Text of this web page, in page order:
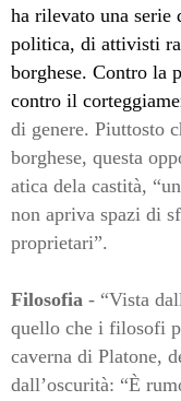
ha rilevato una serie
politica, di attivisti
borghese. Contro la
contro il
di genere. Piuttosto
borghese, questa
atica dela castità,
non apriva spazi di
proprietari”.
Filosofia - “Vista
quello che i filosofi
caverna di Platone,
dall’oscurità: “È